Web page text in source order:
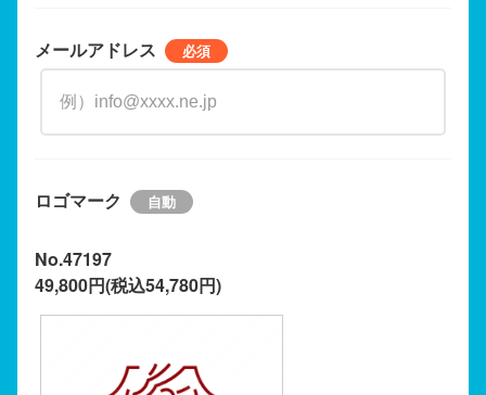
メールアドレス
ロゴマーク
No.47197
49,800円(税込54,780円)